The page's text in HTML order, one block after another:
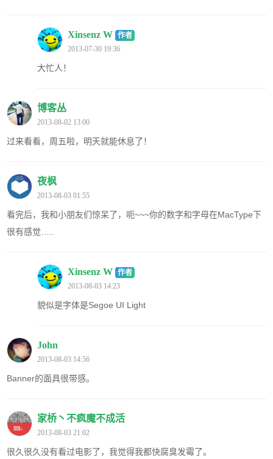
Xinsenz W 作者
2013-07-30 19:36
大忙人！
博客丛
2013-08-02 13:00
过来看看，周五啦，明天就能休息了！
夜枫
2013-08-03 01:55
看完后，我和小朋友们惊呆了，呃~~~你的数字和字母在MacType下
很有感觉…..
Xinsenz W 作者
2013-08-03 14:23
貌似是字体是Segoe UI Light
John
2013-08-03 14:56
Banner的面具很带感。
家桥丶不疯魔不成活
2013-08-03 21:02
很久很久没有看过电影了，我觉得我都快腐臭发霉了。